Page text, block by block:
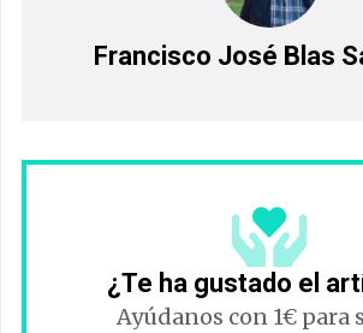
Francisco José Blas
¿Te ha gustado el
Ayúdanos con 1€ para